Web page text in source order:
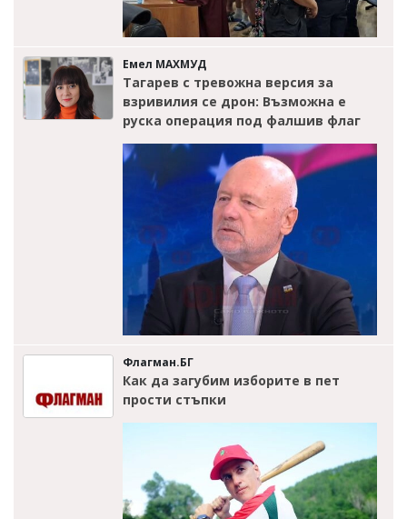
Емел МАХМУД
Тагарев с тревожна версия за
взривилия се дрон: Възможна е
руска операция под фалшив флаг
Флагман.БГ
Как да загубим изборите в пет
прости стъпки